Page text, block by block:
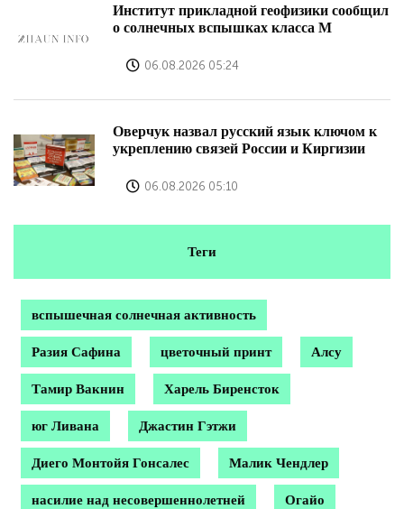
Институт прикладной геофизики сообщил
о солнечных вспышках класса М
06.08.2026 05:24
Оверчук назвал русский язык ключом к
укреплению связей России и Киргизии
06.08.2026 05:10
Теги
вспышечная солнечная активность
Разия Сафина цветочный принт Алсу
Тамир Вакнин Харель Биренсток
юг Ливана Джастин Гэтжи
Диего Монтойя Гонсалес Малик Чендлер
насилие над несовершеннолетней Огайо